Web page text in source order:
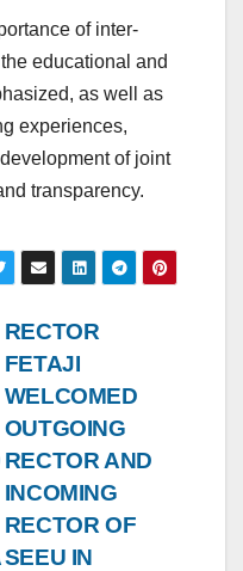
of inter-
educational and
as well as
experiences,
of joint
transparency.
RECTOR
FETAJI
WELCOMED
OUTGOING
RECTOR AND
INCOMING
RECTOR OF
SEEU IN